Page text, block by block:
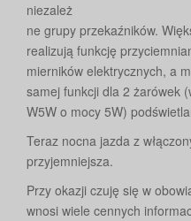
niezależ
ne grupy przekaźników.
realizują funkcję
mierników elektrycznych, a
samej funkcji dla 2 żarówek
W5W o mocy 5W)
Teraz nocna jazda z
przyjemniejsza.
Przy okazji czuję się w
wnosi wiele cennych